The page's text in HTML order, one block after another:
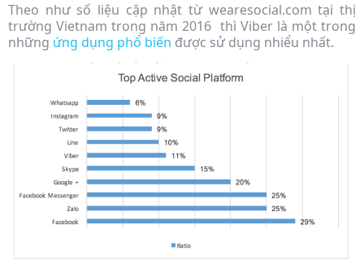
Theo như số liệu cập nhật từ wearesocial.com tại thị
trường Vietnam trong năm 2016 thì Viber là một trong
những ứng dụng phổ biến được sử dụng nhiểu nhất.